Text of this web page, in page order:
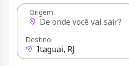
Origem
Destino